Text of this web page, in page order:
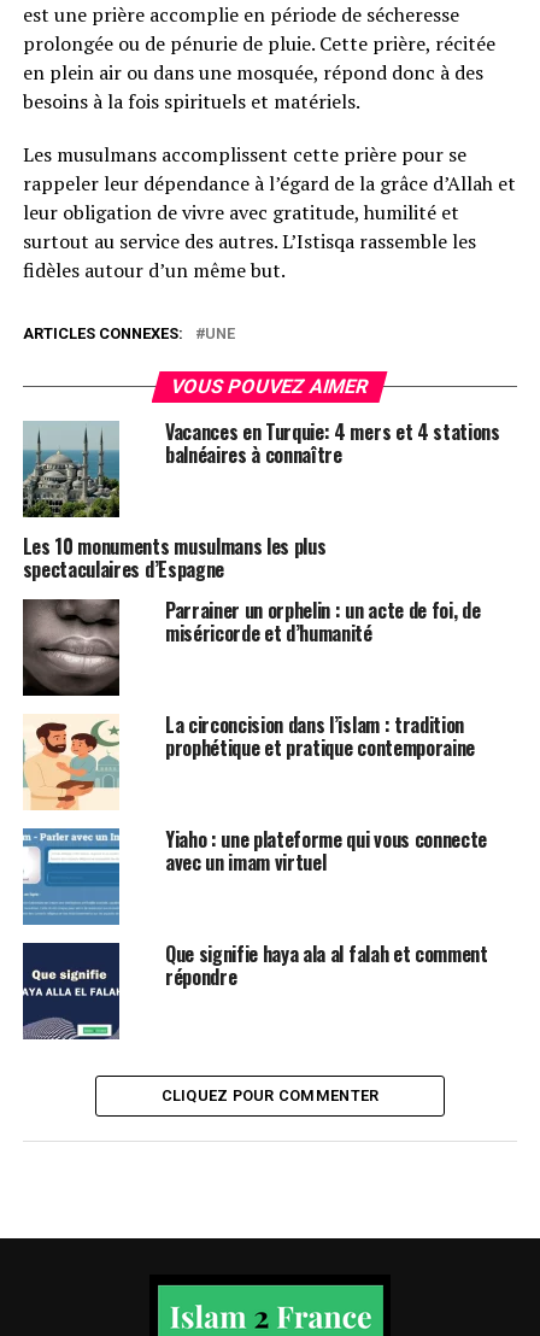
est une prière accomplie en période de sécheresse
prolongée ou de pénurie de pluie. Cette prière, récitée
en plein air ou dans une mosquée, répond donc à des
besoins à la fois spirituels et matériels.
Les musulmans accomplissent cette prière pour se
rappeler leur dépendance à l’égard de la grâce d’Allah et
leur obligation de vivre avec gratitude, humilité et
surtout au service des autres. L’Istisqa rassemble les
fidèles autour d’un même but.
ARTICLES CONNEXES: UNE
VOUS POUVEZ AIMER
Vacances en Turquie: 4 mers et 4 stations
balnéaires à connaître
Les 10 monuments musulmans les plus
spectaculaires d’Espagne
Parrainer un orphelin : un acte de foi, de
miséricorde et d’humanité
La circoncision dans l’islam : tradition
prophétique et pratique contemporaine
Yiaho : une plateforme qui vous connecte
avec un imam virtuel
Que signifie haya ala al falah et comment
répondre
CLIQUEZ POUR COMMENTER